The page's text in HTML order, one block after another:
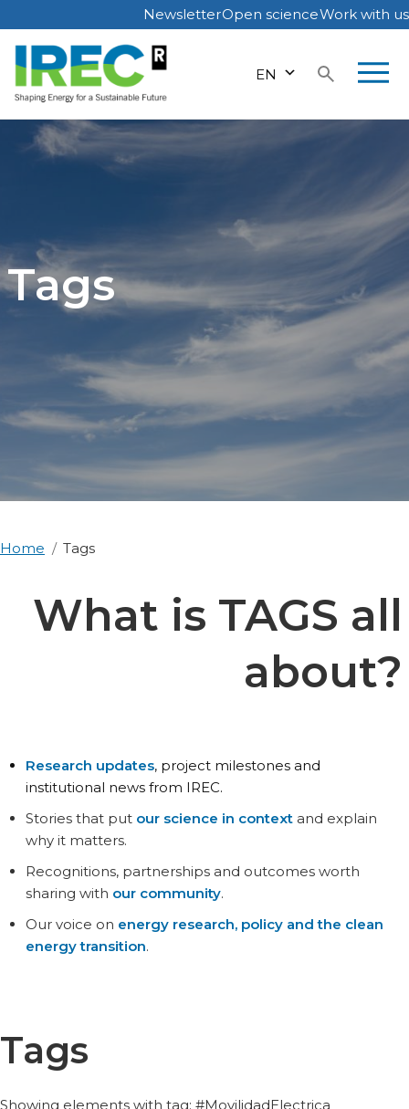
Skip
to
content
NewsletterOpen scienceWork with us
EN
Tags
Home Tags
What is TAGS all
about?
Research updates, project milestones and
institutional news from IREC.
Stories that put our science in contextand explain
why it matters.
Recognitions, partnerships and outcomes worth
sharing with our community.
Our voice on energy research, policy and the clean
energy transition.
Tags
Showing elements with tag: #MovilidadElectrica